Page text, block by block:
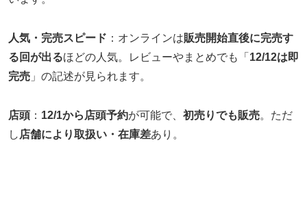
人気・完売スピード ：オンラインは販売開始直後に完売す
る回が出るほどの人気。レビューやまとめでも「 12/12は即
完売 」の記述が見られます。
店頭 ： 12/1から店頭予約が可能で、 初売りでも販売。ただ
し 店舗により取扱い・在庫差あり。